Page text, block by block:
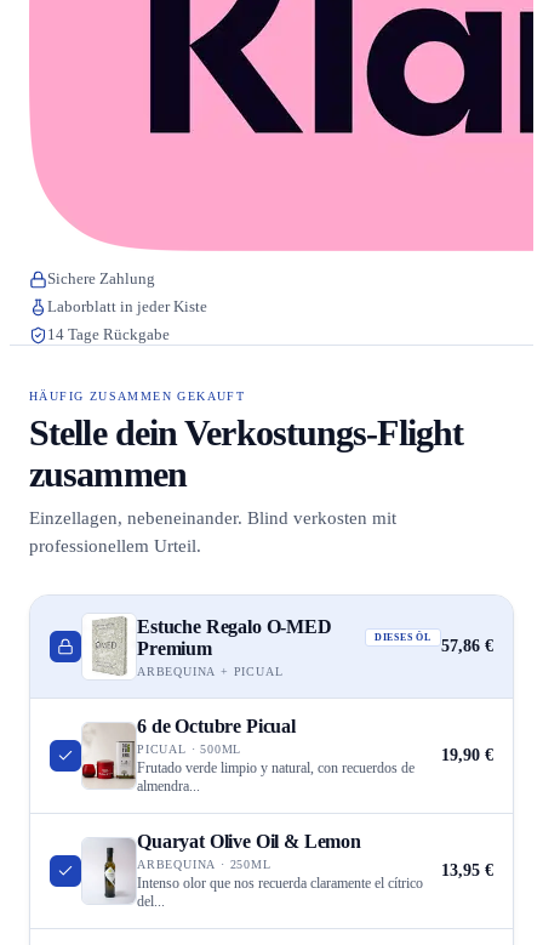
Sichere Zahlung
Laborblatt in jeder Kiste
14 Tage Rückgabe
HÄUFIG ZUSAMMEN GEKAUFT
Stelle dein Verkostungs-Flight
zusammen
Einzellagen, nebeneinander. Blind verkosten mit
professionellem Urteil.
Estuche Regalo O-MED
Premium
DIESES ÖL
ARBEQUINA + PICUAL
57,86 €
6 de Octubre Picual
PICUAL · 500ML
Frutado verde limpio y natural, con recuerdos de
almendra...
19,90 €
Quaryat Olive Oil & Lemon
ARBEQUINA · 250ML
Intenso olor que nos recuerda claramente el cítrico
del...
13,95 €